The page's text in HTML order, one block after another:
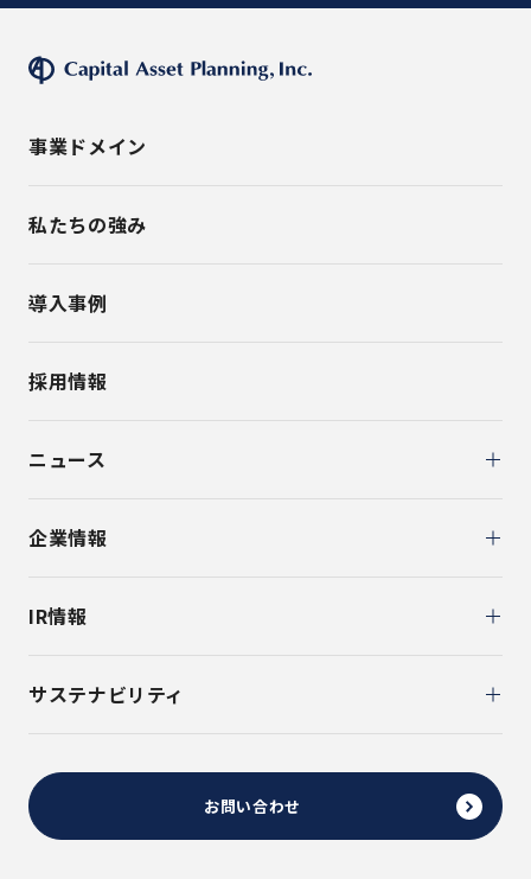
事業ドメイン
私たちの強み
導入事例
採用情報
ニュース
企業情報
IR情報
サステナビリティ
お問い合わせ